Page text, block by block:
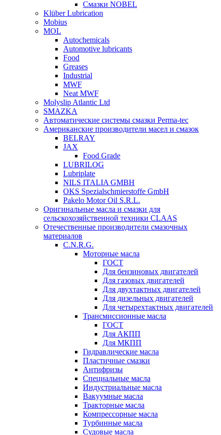
Смазки NOBEL
Klüber Lubrication
Mobius
MOL
Autochemicals
Automotive lubricants
Food
Greases
Industrial
MWF
Neat MWF
Molyslip Atlantic Ltd
SMAZKA
Автоматические системы смазки Perma-tec
Американские производители масел и смазок
BELRAY
JAX
Food Grade
LUBRILOG
Lubriplate
NILS ITALIA GMBH
OKS Spezialschmierstoffe GmbH
Pakelo Motor Oil S.R.L.
Оригинальные масла и смазки для
сельскохозяйственной техники CLAAS
Отечественные производители смазочных
материалов
C.N.R.G.
Моторные масла
ГОСТ
Для бензиновых двигателей
Для газовых двигателей
Для двухтактных двигателей
Для дизельных двигателей
Для четырехтактных двигателей
Трансмиссионные масла
ГОСТ
Для АКПП
Для МКПП
Гидравлические масла
Пластичные смазки
Антифризы
Специальные масла
Индустриальные масла
Вакуумные масла
Тракторные масла
Компрессорные масла
Турбинные масла
Судовые масла